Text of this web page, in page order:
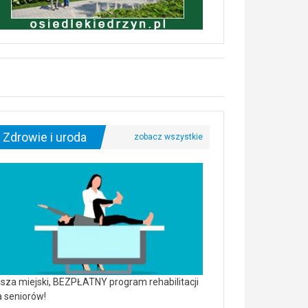
Zdrowie i uroda
miejski, BEZPŁATNY program rehabilitacji
seniorów!